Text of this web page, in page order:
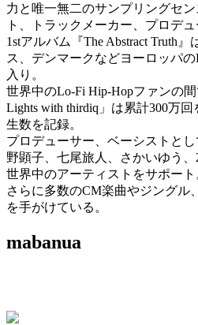
力と唯一無二のサンプリングセ
ト、トラックメーカー、プロデュ
1stアルバム『The Abstract Truth
ス、デンマークなどヨーロッパ
入り。
世界中のLo-Fi Hip-Hopファンの
Lights with thirdiq」は累計300万
生数を記録。
プロデューサー、ベーシストと
野顕子、七尾旅人、さかいゆう、
世界中のアーティストをサポート
さらに多数のCM楽曲やジングル
を手がけている。
mabanua